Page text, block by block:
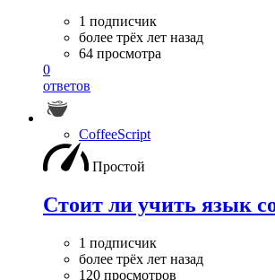
1 подписчик
более трёх лет назад
64 просмотра
0
ответов
CoffeeScript
Простой
Стоит ли учить язык
1 подписчик
более трёх лет назад
120 просмотров